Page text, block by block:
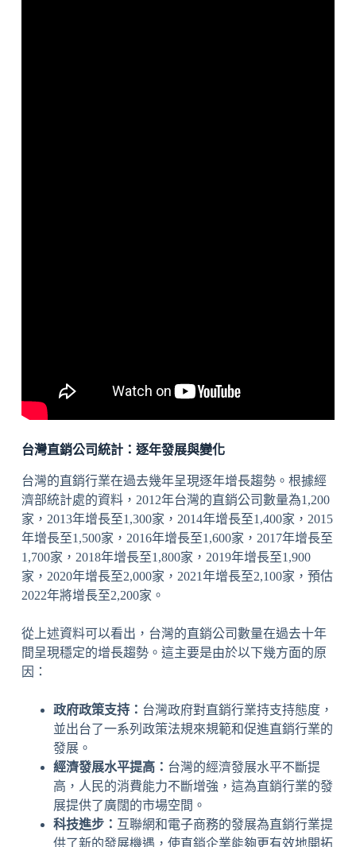
台灣直銷公司統計：逐年發展與變化
台灣的直銷行業在過去幾年呈現逐年增長趨勢。根據經
濟部統計處的資料，2012年台灣的直銷公司數量為1,200
家，2013年增長至1,300家，2014年增長至1,400家，2015
年增長至1,500家，2016年增長至1,600家，2017年增長至
1,700家，2018年增長至1,800家，2019年增長至1,900
家，2020年增長至2,000家，2021年增長至2,100家，預估
2022年將增長至2,200家。
從上述資料可以看出，台灣的直銷公司數量在過去十年
間呈現穩定的增長趨勢。這主要是由於以下幾方面的原
因：
政府政策支持： 台灣政府對直銷行業持支持態度，
並出台了一系列政策法規來規範和促進直銷行業的
發展。
經濟發展水平提高： 台灣的經濟發展水平不斷提
高，人民的消費能力不斷增強，這為直銷行業的發
展提供了廣闊的市場空間。
科技進步： 互聯網和電子商務的發展為直銷行業提
供了新的發展機遇，使直銷企業能夠更有效地開拓